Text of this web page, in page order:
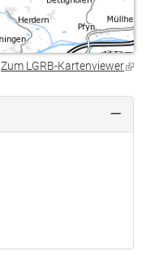
Zum LGRB-Kartenviewer